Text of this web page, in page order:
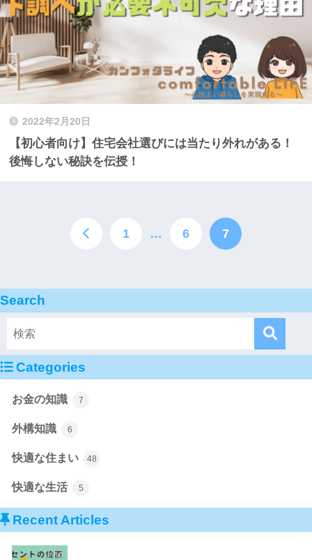
2022年2月20日
【初心者向け】住宅会社選びには当たり外れがある！
後悔しない秘訣を伝授！
1 … 6 7
Search
Categories
お金の知識 7
外構知識 6
快適な住まい 48
快適な生活 5
Recent Articles